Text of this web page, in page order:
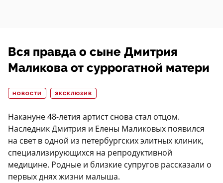
Вся правда о сыне Дмитрия
Маликова от суррогатной матери
НОВОСТИ ЭКСКЛЮЗИВ
Накануне 48-летия артист снова стал отцом.
Наследник Дмитрия и Елены Маликовых появился
на свет в одной из петербургских элитных клиник,
специализирующихся на репродуктивной
медицине. Родные и близкие супругов рассказали о
первых днях жизни малыша.